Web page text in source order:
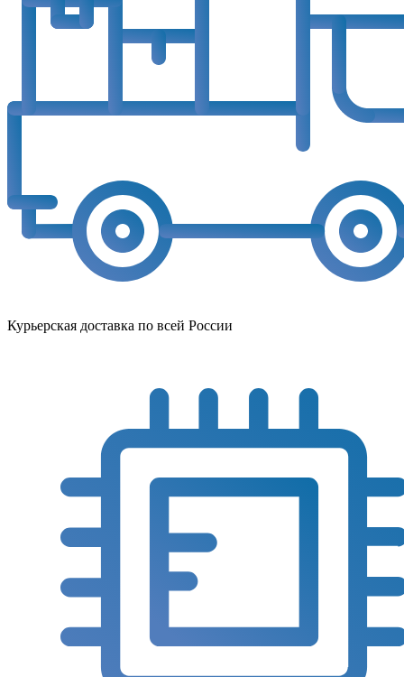
Курьерская доставка по всей России